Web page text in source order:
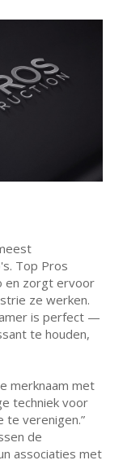
Top Pros
en zorgt ervoor
ze werken.
is perfect —
te houden,
merknaam met
techniek voor
te verenigen.”
de
associaties met